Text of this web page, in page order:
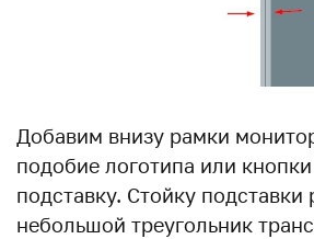
Добавим внизу рамки
подобие логотипа или
подставку. Стойку подставки
небольшой треугольник